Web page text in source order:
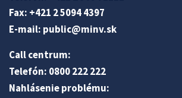
Fax: +421 2 5094 4397
E-mail: public@minv.sk
Call centrum:
Telefón: 0800 222 222
Nahlásenie problému: